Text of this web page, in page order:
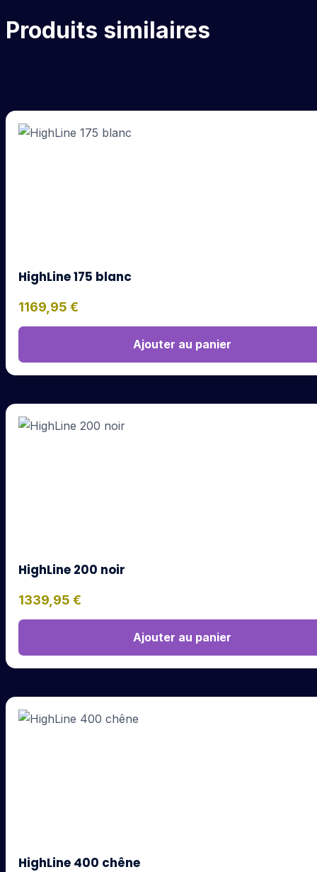
Produits similaires
HighLine 175 blanc
1169,95 €
Ajouter au panier
HighLine 200 noir
1339,95 €
Ajouter au panier
HighLine 400 chêne